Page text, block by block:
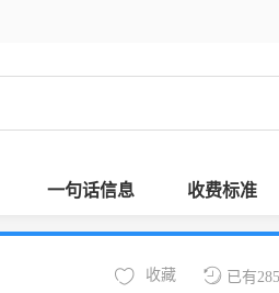
一句话信息 收费标准
已有
收藏